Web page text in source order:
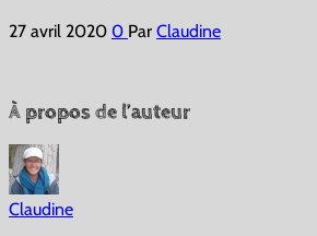
27 avril 2020 0 Par Claudine
À propos de l’auteur
Claudine